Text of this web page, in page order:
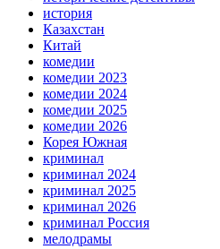
история
Казахстан
Китай
комедии
комедии 2023
комедии 2024
комедии 2025
комедии 2026
Корея Южная
криминал
криминал 2024
криминал 2025
криминал 2026
криминал Россия
мелодрамы